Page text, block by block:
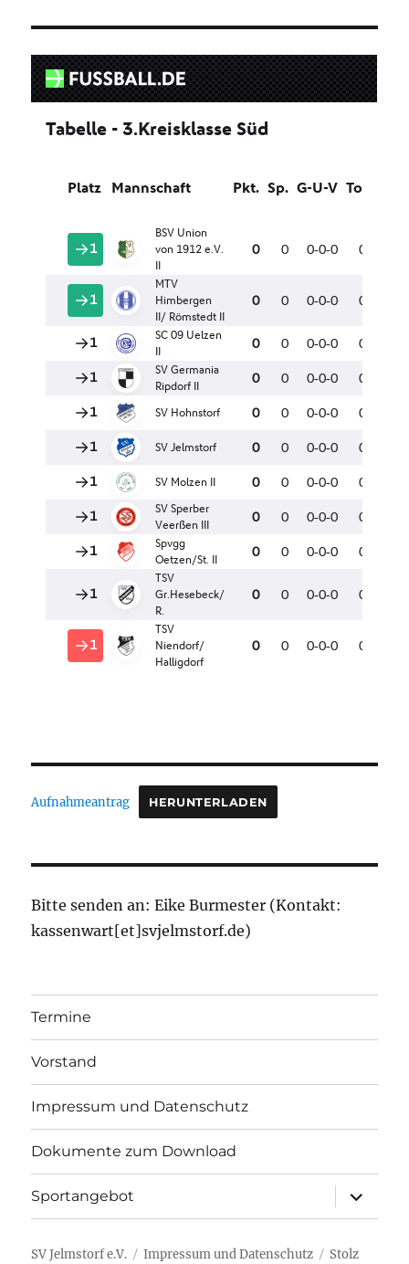
Aufnahmeantrag HERUNTERLADEN
Bitte senden an: Eike Burmester (Kontakt:
kassenwart[et]svjelmstorf.de)
Termine
Vorstand
Impressum und Datenschutz
Dokumente zum Download
Sportangebot
öffnen
SV Jelmstorf e.V. Impressum und Datenschutz Stolz